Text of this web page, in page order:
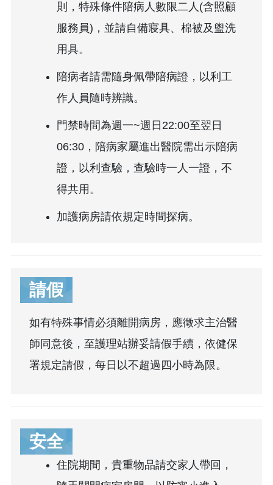
則，特殊條件陪病人數限二人(含照顧
服務員)，並請自備寢具、棉被及盥洗
用具。
陪病者請需隨身佩帶陪病證，以利工
作人員隨時辨識。
門禁時間為週一~週日22:00至翌日
06:30，陪病家屬進出醫院需出示陪病
證，以利查驗，查驗時一人一證，不
得共用。
加護病房請依規定時間探病。
請假
如有特殊事情必須離開病房，應徵求主治醫
師同意後，至護理站辦妥請假手續，依健保
署規定請假，每日以不超過四小時為限。
安全
住院期間，貴重物品請交家人帶回，